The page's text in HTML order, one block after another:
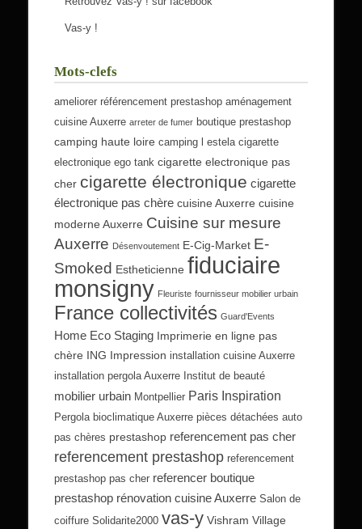
Vas-y !
Mots-clefs
ameliorer référencement prestashop aménagement
cuisine Auxerre arreter de fumer boutique prestashop
camping haute loire camping l estela cigarette
electronique ego tank cigarette electronique pas
cher cigarette électronique cigarette
électronique pas chère cuisine Auxerre cuisine
moderne Auxerre Cuisine sur mesure
Auxerre Désenvoutement E-Cig-Market E-
Smoked Estheticienne fiduciaire
monsigny Fleuriste fournisseur mobilier urbain
France collectivités Guard'Events
Home Eco Staging Imprimerie en ligne pas
chère ING Impression installation cuisine Auxerre
installation pergola Auxerre
Institut de beauté
mobilier urbain Montpellier Paris Inspiration
Pergola bioclimatique Auxerre pièces détachées auto
pas chères prestashop referencement pas cher
referencement prestashop referencement
prestashop pas cher referencer boutique
prestashop rénovation cuisine Auxerre Salon de
coiffure Solidarite2000 vas-y Vishram Village